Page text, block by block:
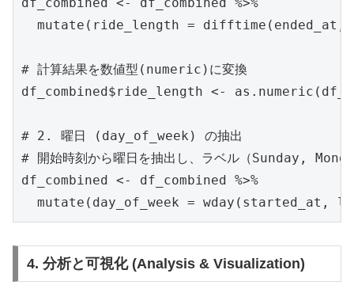
df_combined <- df_combined %>%
mutate(ride_length = difftime(ended_at,
# 計算結果を数値型(numeric)に変換
df_combined$ride_length <-
# 2. 曜日 (day_of_week) の抽出
# 開始時刻から曜日を抽出し、ラベル（Sunday,
df_combined <- df_combined %>%
mutate(day_of_week = wday(started_at,
4. 分析と可視化 (Analysis & Visualization)